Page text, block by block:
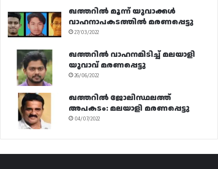
ഖത്തറിൽ മൂന്ന് യുവാക്കൾ
വാഹനാപകടത്തിൽ മരണപ്പെട്ടു
27/03/2022
ഖത്തറിൽ വാഹനമിടിച്ച് മലയാളി
യുവാവ് മരണപ്പെട്ടു
26/06/2022
ഖത്തറിൽ ജോലിസ്ഥലത്ത്
അപകടം: മലയാളി മരണപ്പെട്ടു
04/07/2022